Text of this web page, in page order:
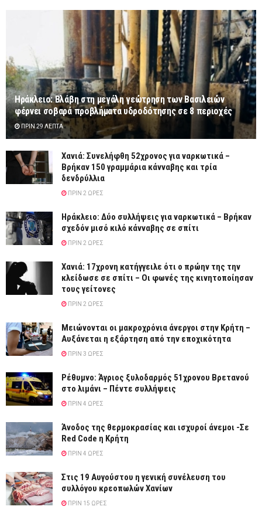
Ηράκλειο: Βλάβη στη μεγάλη γεώτρηση των Βασιλειών
φέρνει σοβαρά προβλήματα υδροδότησης σε 8 περιοχές
ΠΡΙΝ 29 ΛΕΠΤΆ
Χανιά: Συνελήφθη 52χρονος για ναρκωτικά –
Βρήκαν 150 γραμμάρια κάνναβης και τρία
δενδρύλλια
ΠΡΙΝ 2 ΏΡΕΣ
Ηράκλειο: Δύο συλλήψεις για ναρκωτικά – Βρήκαν
σχεδόν μισό κιλό κάνναβης σε σπίτι
ΠΡΙΝ 2 ΏΡΕΣ
Χανιά: 17χρονη κατήγγειλε ότι ο πρώην της την
κλείδωσε σε σπίτι – Οι φωνές της κινητοποίησαν
τους γείτονες
ΠΡΙΝ 2 ΏΡΕΣ
Μειώνονται οι μακροχρόνια άνεργοι στην Κρήτη –
Αυξάνεται η εξάρτηση από την εποχικότητα
ΠΡΙΝ 3 ΏΡΕΣ
Ρέθυμνο: Άγριος ξυλοδαρμός 51χρονου Βρετανού
στο λιμάνι – Πέντε συλλήψεις
ΠΡΙΝ 4 ΏΡΕΣ
Άνοδος της θερμοκρασίας και ισχυροί άνεμοι -Σε
Red Code η Κρήτη
ΠΡΙΝ 4 ΏΡΕΣ
Στις 19 Αυγούστου η γενική συνέλευση του
συλλόγου κρεοπωλών Χανίων
ΠΡΙΝ 15 ΏΡΕΣ